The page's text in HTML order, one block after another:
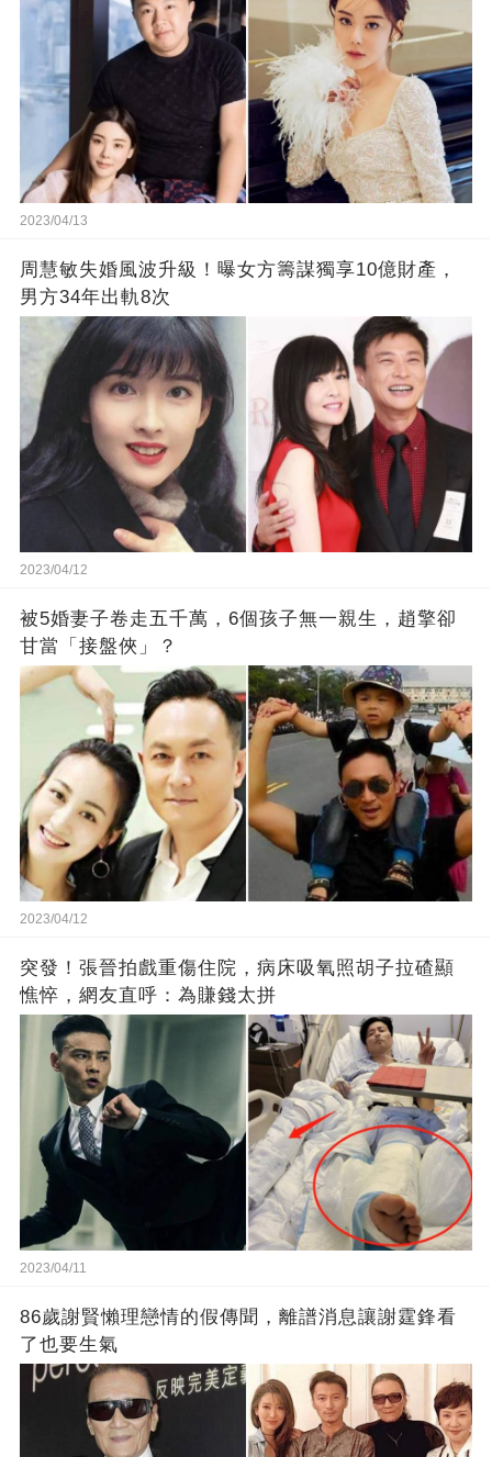
2023/04/13
周慧敏失婚風波升級！曝女方籌謀獨享10億財產，
男方34年出軌8次
2023/04/12
被5婚妻子卷走五千萬，6個孩子無一親生，趙擎卻
甘當「接盤俠」？
2023/04/12
突發！張晉拍戲重傷住院，病床吸氧照胡子拉碴顯
憔悴，網友直呼：為賺錢太拼
2023/04/11
86歲謝賢懶理戀情的假傳聞，離譜消息讓謝霆鋒看
了也要生氣